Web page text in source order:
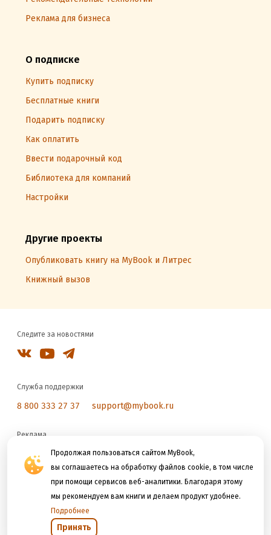
Продолжая пользоваться сайтом MyBook,
вы соглашаетесь на обработку файлов cookie, в том числе
при помощи сервисов веб-аналитики. Благодаря этому
мы рекомендуем вам книги и делаем продукт удобнее.
Подробнее
Принять
Реклама для бизнеса
О подписке
Купить подписку
Бесплатные книги
Подарить подписку
Как оплатить
Ввести подарочный код
Библиотека для компаний
Настройки
Другие проекты
Опубликовать книгу на MyBook и Литрес
Книжный вызов
Следите за новостями
Служба поддержки
8 800 333 27 37 support@mybook.ru
Реклама
reklama@litres.ru
Мы принимаем к оплате